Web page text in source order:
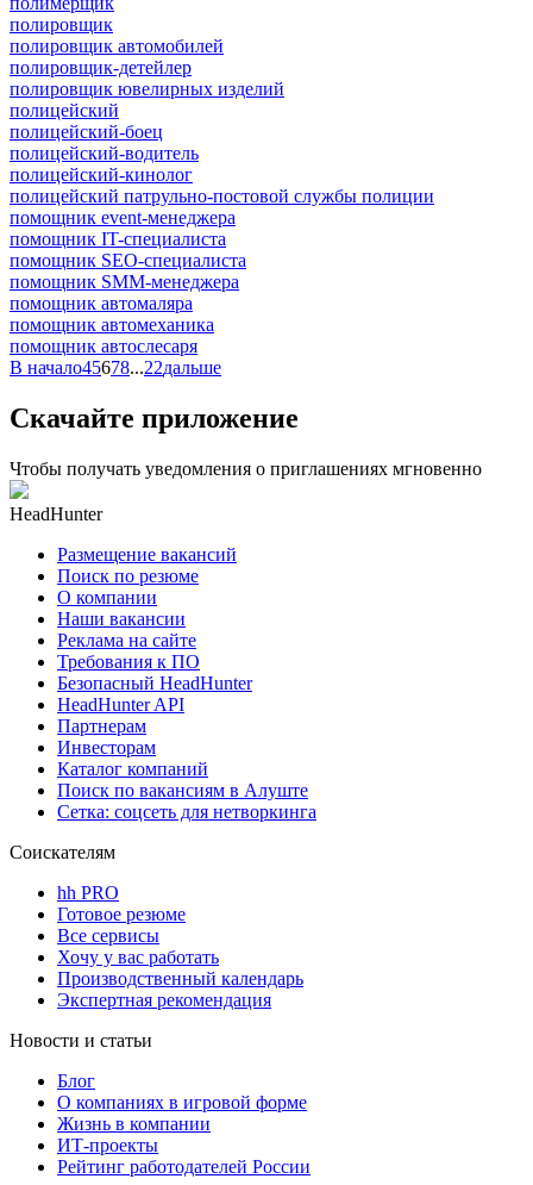
полировщик
полировщик автомобилей
полировщик-детейлер
полировщик ювелирных изделий
полицейский
полицейский-боец
полицейский-водитель
полицейский-кинолог
полицейский патрульно-постовой службы полиции
помощник event-менеджера
помощник IT-специалиста
помощник SEO-специалиста
помощник SMM-менеджера
помощник автомаляра
помощник автомеханика
помощник автослесаря
В начало45678...22дальше
Скачайте приложение
Чтобы получать уведомления о приглашениях мгновенно
HeadHunter
Размещение вакансий
Поиск по резюме
О компании
Наши вакансии
Реклама на сайте
Требования к ПО
Безопасный HeadHunter
HeadHunter API
Партнерам
Инвесторам
Каталог компаний
Поиск по вакансиям в Алуште
Сетка: соцсеть для нетворкинга
Соискателям
hh PRO
Готовое резюме
Все сервисы
Хочу у вас работать
Производственный календарь
Экспертная рекомендация
Новости и статьи
Блог
О компаниях в игровой форме
Жизнь в компании
ИТ-проекты
Рейтинг работодателей России